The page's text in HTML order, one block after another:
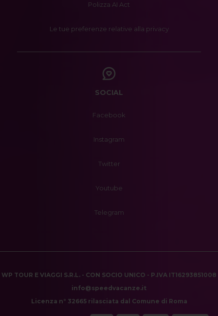
Polizza AI Act
Le tue preferenze relative alla privacy
SOCIAL
Facebook
Instagram
Twitter
Youtube
Telegram
WP TOUR E VIAGGI S.R.L. - CON SOCIO UNICO - P.IVA IT16293851008
info@speedvacanze.it
Licenza n° 32665 rilasciata dal Comune di Roma